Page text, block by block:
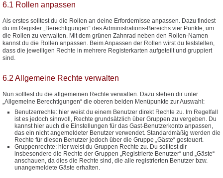
6.1 Rollen anpassen
Als erstes solltest du die Rollen an deine Erfordernisse anpassen. Dazu findest
du im Register „Berechtigungen“ des Administrations-Bereichs vier Punkte, um
die Rollen zu verwalten. Mit dem grünen Zahnrad neben den Rollen-Namen
kannst du die Rollen anpassen. Beim Anpassen der Rollen wirst du feststellen,
dass die jeweiligen Rechte in mehrere Registerkarten aufgeteilt und gruppiert
sind.
6.2 Allgemeine Rechte verwalten
Nun solltest du die allgemeinen Rechte verwalten. Dazu stehen dir unter
„Allgemeine Berechtigungen“ die oberen beiden Menüpunkte zur Auswahl:
Benutzerrechte: hier weist du einem Benutzer direkt Rechte zu. Im Regelfall
ist es jedoch sinnvoll, Rechte grundsätzlich über Gruppen zu vergeben. Du
kannst hier auch die Einstellungen für das Gast-Benutzerkonto anpassen,
das ein nicht angemeldeter Benutzer verwendet. Standardmäßig werden die
Rechte für diesen Benutzer jedoch über die Gruppe „Gäste“ gesteuert.
Gruppenrechte: hier weist du Gruppen Rechte zu. Du solltest dir
insbesondere die Rechte der Gruppen „Registrierte Benutzer“ und „Gäste“
anschauen, da dies die Rechte sind, die alle registrierten Benutzer bzw.
unangemeldete Gäste erhalten.